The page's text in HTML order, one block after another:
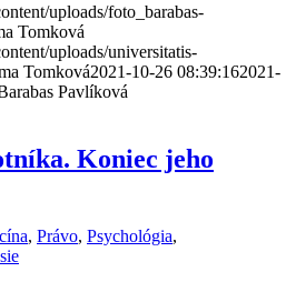
uploads/foto_barabas-
Tomková
uploads/universitatis-
Tomková2021-10-26 08:39:162021-
Pavlíková
Koniec jeho
, Právo, Psychológia,